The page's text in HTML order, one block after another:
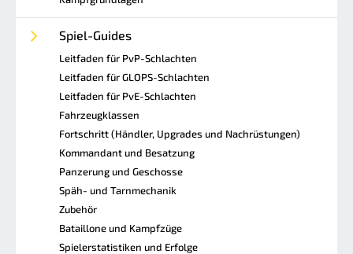
Spiel-Guides
Leitfaden für PvP-Schlachten
Leitfaden für GLOPS-Schlachten
Leitfaden für PvE-Schlachten
Fahrzeugklassen
Fortschritt (Händler, Upgrades und Nachrüstungen)
Kommandant und Besatzung
Panzerung und Geschosse
Späh- und Tarnmechanik
Zubehör
Bataillone und Kampfzüge
Spielerstatistiken und Erfolge